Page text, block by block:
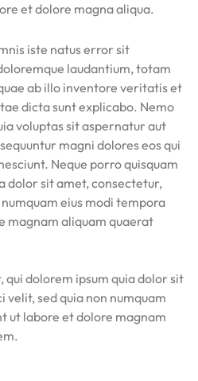
et dolore magna aliqua.
iste natus error sit
laudantium, totam
ab illo inventore veritatis et
dicta sunt explicabo. Nemo
voluptas sit aspernatur aut
magni dolores eos qui
Neque porro quisquam
dolor sit amet, consectetur,
eius modi tempora
magnam aliquam quaerat
qui dolorem ipsum quia dolor sit
sed quia non numquam
ut labore et dolore magnam